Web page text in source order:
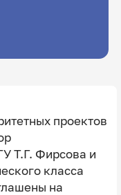
проектов
Т.Г. Фирсова и
класса
на